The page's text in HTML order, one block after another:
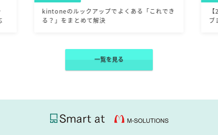
kintoneのルックアップでよくある「これでき
る？」をまとめて解決
ブ
一覧を見る